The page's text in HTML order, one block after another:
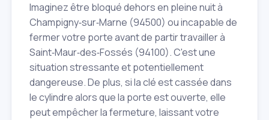
Imaginez être bloqué dehors en pleine nuit à
Champigny‑sur‑Marne (94500) ou incapable de
fermer votre porte avant de partir travailler à
Saint‑Maur‑des‑Fossés (94100). C'est une
situation stressante et potentiellement
dangereuse. De plus, si la clé est cassée dans
le cylindre alors que la porte est ouverte, elle
peut empêcher la fermeture, laissant votre